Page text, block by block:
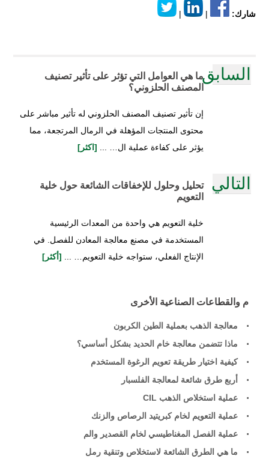
شارك: |
|
السابقما هي العوامل التي تؤثر على تأثير تصنيف
المصنف الحلزوني؟
إن تأثير تصنيف المصنف الحلزوني له تأثير مباشر على
محتوى المنتجات المؤهلة في الرمال المرتجعة، مما
يؤثر على كفاءة عملية ال… ...
[اكثر]
التالي
تحليل وحلول للإخفاقات الشائعة حول خلية
التعويم
خلية التعويم هي واحدة من المعدات الرئيسية
المستخدمة في مصنع معالجة المعادن للفصل. في
الإنتاج الفعلي، ستواجه خلية التعويم… ...
[أكثر]
م والقطاعات الصناعية الأخرى
معالجة الذهب بعملية الطين الكربون
ماذا تتضمن معالجة خام الحديد بشكل أساسي؟
كيفية اختيار طريقة تعويم الرغوة المستخدم
أربع طرق شائعة لمعالجة الفلسبار
عملية استخلاص الذهب CIL
عملية التعويم لخام كبريتيد الرصاص والزنك
عملية الفصل المغناطيسي لخام القصدير والم
ما هي الطرق الشائعة لاستخلاص وتنقية رمل